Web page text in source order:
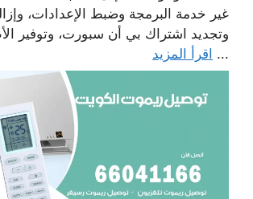
غير خدمة البرمجة وضبط الإعدادات،
وتجديد اشتراك بي أن سبورت، وتوفير
... اقرأ المزيد